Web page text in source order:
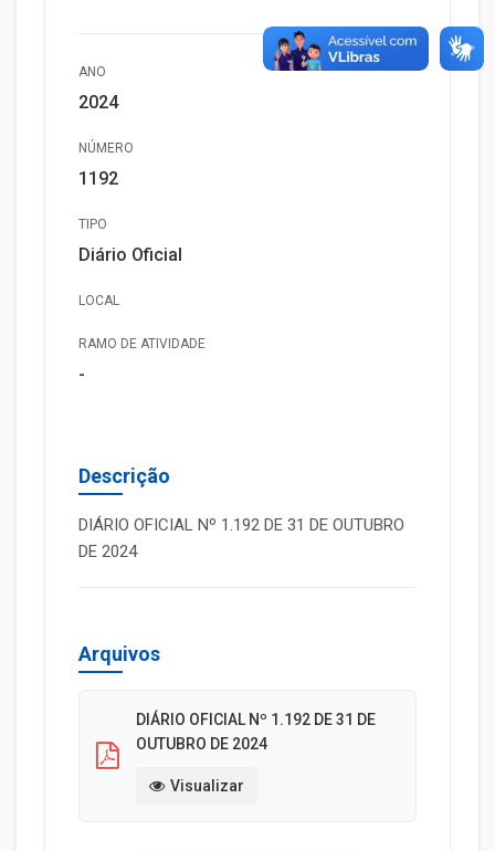
ANO
2024
NÚMERO
1192
TIPO
Diário Oficial
LOCAL
RAMO DE ATIVIDADE
-
Descrição
DIÁRIO OFICIAL Nº 1.192 DE 31 DE OUTUBRO
DE 2024
Arquivos
DIÁRIO OFICIAL Nº 1.192 DE 31 DE
OUTUBRO DE 2024
Visualizar